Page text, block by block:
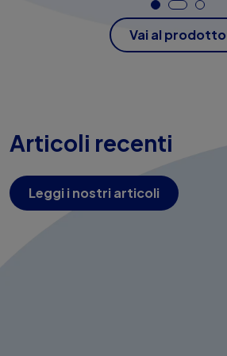
Vai al prodotto
Articoli recenti
Leggi i nostri articoli